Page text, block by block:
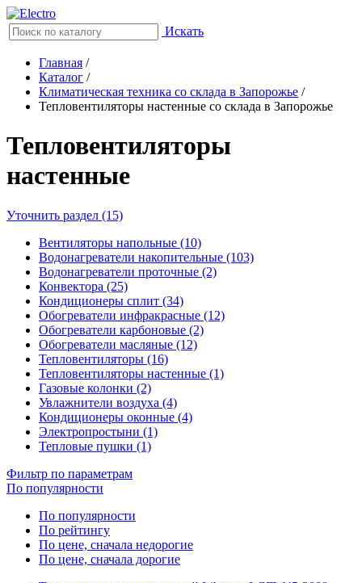
Искать
Главная /
Каталог /
Климатическая техника со склада в Запорожье /
Тепловентиляторы настенные со склада в Запорожье
Тепловентиляторы
настенные
Уточнить раздел (15)
Вентиляторы напольные (10)
Водонагреватели накопительные (103)
Водонагреватели проточные (2)
Конвектора (25)
Кондиционеры сплит (34)
Обогреватели инфракрасные (12)
Обогреватели карбоновые (2)
Обогреватели масляные (12)
Тепловентиляторы (16)
Тепловентиляторы настенные (1)
Газовые колонки (2)
Увлажнители воздуха (4)
Кондиционеры оконные (4)
Электропростыни (1)
Тепловые пушки (1)
Фильтр по параметрам
По популярности
По популярности
По рейтингу
По цене, сначала недорогие
По цене, сначала дорогие